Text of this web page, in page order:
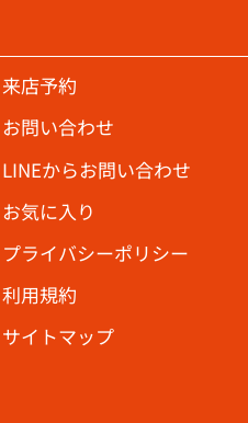
来店予約
お問い合わせ
LINEからお問い合わせ
お気に入り
プライバシーポリシー
利用規約
サイトマップ